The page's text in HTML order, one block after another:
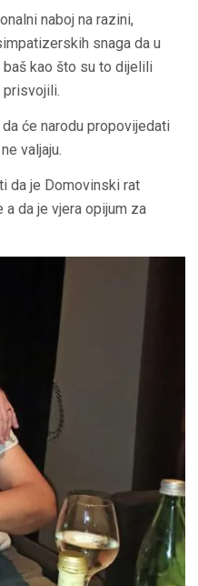
naboj na razini,
snaga da u
kao što su to dijelili
prisvojili.
će narodu propovijedati
valjaju.
da je Domovinski rat
da je vjera opijum za